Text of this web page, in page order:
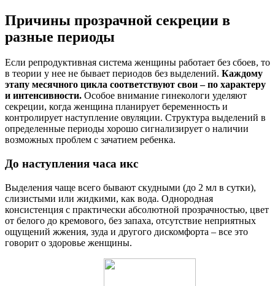
Причины прозрачной секреции в
разные периоды
Если репродуктивная система женщины работает без сбоев, то
в теории у нее не бывает периодов без выделений. Каждому
этапу месячного цикла соответствуют свои – по характеру
и интенсивности. Особое внимание гинекологи уделяют
секреции, когда женщина планирует беременность и
контролирует наступление овуляции. Структура выделений в
определенные периоды хорошо сигнализирует о наличии
возможных проблем с зачатием ребенка.
До наступления часа икс
Выделения чаще всего бывают скудными (до 2 мл в сутки),
слизистыми или жидкими, как вода. Однородная
консистенция с практически абсолютной прозрачностью, цвет
от белого до кремового, без запаха, отсутствие неприятных
ощущений жжения, зуда и другого дискомфорта – все это
говорит о здоровье женщины.